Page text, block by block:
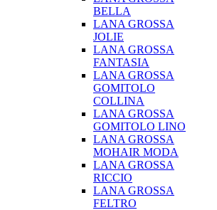
BELLA
LANA GROSSA
JOLIE
LANA GROSSA
FANTASIA
LANA GROSSA
GOMITOLO
COLLINA
LANA GROSSA
GOMITOLO LINO
LANA GROSSA
MOHAIR MODA
LANA GROSSA
RICCIO
LANA GROSSA
FELTRO